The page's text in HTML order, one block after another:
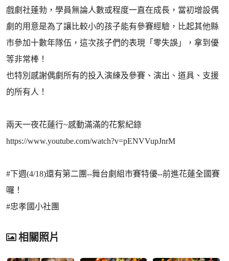
戲劇社蓬勃，學員無論人數或程度一直在成長，當初增設偶
劇的用意是為了讓比較小的孩子能有參賽經驗，比起其他縣
市參加十數年隊伍，這次孩子們的表現「零失誤」，拿到優
等非常棒！
也特別感謝偶劇所有的投入演練及參賽、演出、道具、支援
的所有人！
兩天一夜花蓮行~感動滿滿的花絮紀錄
https://www.youtube.com/watch?v=pENVVupJnrM
#下週(4/18)還有第二團--舞台劇組市賽特優--前進花蓮全國賽
囉！
#忠孝國小社團
相關照片